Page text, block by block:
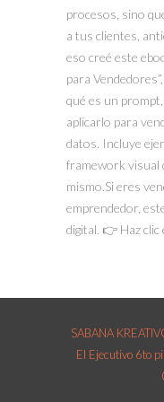
procesos, sino
a tus clientes,
eso creé este
para
qué es un
aplicarlo para
datos. Incluye
framework visual
mismo.Si eres
emprendedor,
digital. 👉 Haz clic
SABANA
El Ejecutivo 6to